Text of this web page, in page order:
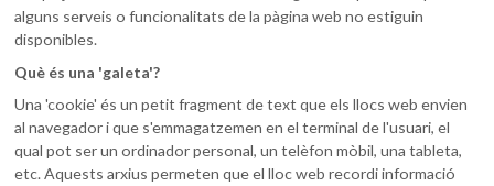
alguns serveis o funcionalitats de la pàgina web no estiguin
disponibles.
Què és una 'galeta'?
Una 'cookie' és un petit fragment de text que els llocs web envien
al navegador i que s'emmagatzemen en el terminal de l'usuari, el
qual pot ser un ordinador personal, un telèfon mòbil, una tableta,
etc. Aquests arxius permeten que el lloc web recordi informació